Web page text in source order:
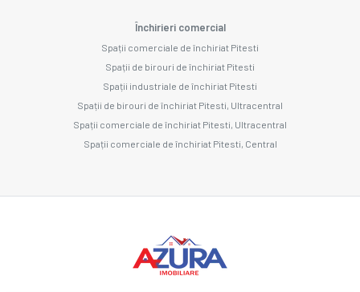
Închirieri comercial
Spații comerciale de închiriat Pitesti
Spații de birouri de închiriat Pitesti
Spații industriale de închiriat Pitesti
Spații de birouri de închiriat Pitesti, Ultracentral
Spații comerciale de închiriat Pitesti, Ultracentral
Spații comerciale de închiriat Pitesti, Central